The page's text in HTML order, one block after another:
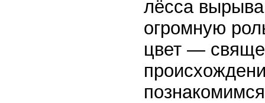
лёсса
огромную
цвет —